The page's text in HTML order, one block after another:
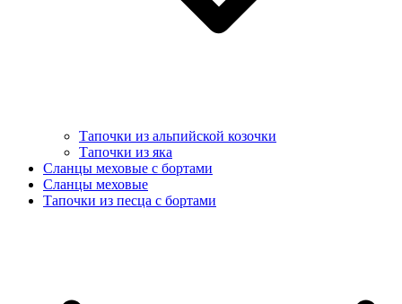
Тапочки из альпийской козочки
Тапочки из яка
Сланцы меховые с бортами
Сланцы меховые
Тапочки из песца с бортами